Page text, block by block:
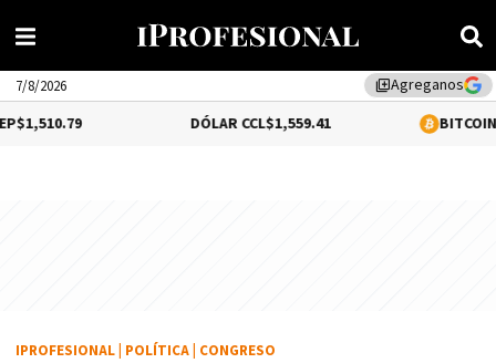
library_addAgreganos
7/8/2026
$1,559.41 0.39%
IPROFESIONAL POLÍTICA CONGRESO